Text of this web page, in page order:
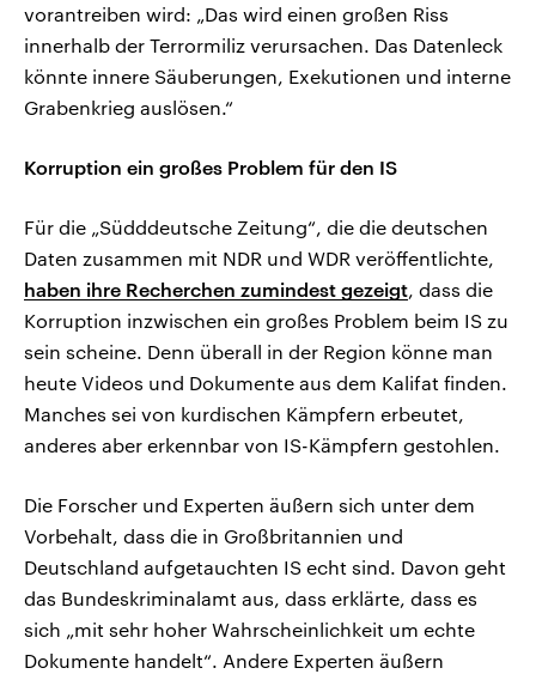
vorantreiben wird: „Das wird einen großen Riss
innerhalb der Terrormiliz verursachen. Das Datenleck
könnte innere Säuberungen, Exekutionen und interne
Grabenkrieg auslösen.“
Korruption ein großes Problem für den IS
Für die „Südddeutsche Zeitung“, die die deutschen
Daten zusammen mit NDR und WDR veröffentlichte,
haben ihre Recherchen zumindest gezeigt, dass die
Korruption inzwischen ein großes Problem beim IS zu
sein scheine. Denn überall in der Region könne man
heute Videos und Dokumente aus dem Kalifat finden.
Manches sei von kurdischen Kämpfern erbeutet,
anderes aber erkennbar von IS-Kämpfern gestohlen.
Die Forscher und Experten äußern sich unter dem
Vorbehalt, dass die in Großbritannien und
Deutschland aufgetauchten IS echt sind. Davon geht
das Bundeskriminalamt aus, dass erklärte, dass es
sich „mit sehr hoher Wahrscheinlichkeit um echte
Dokumente handelt“. Andere Experten äußern